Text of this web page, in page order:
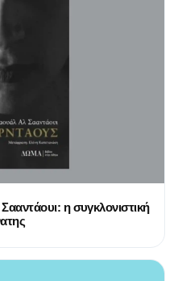
η συγκλονιστική